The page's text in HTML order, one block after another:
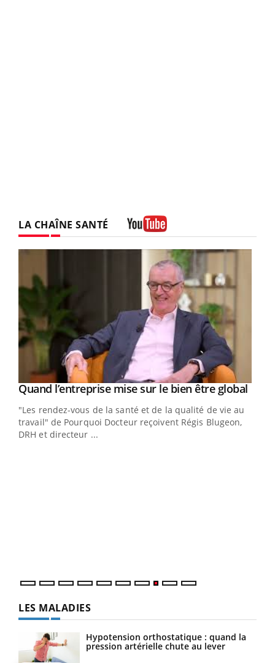
LA CHAÎNE SANTÉ
Youtube
Quand l’entreprise mise sur le bien être global
"Les rendez-vous de la santé et de la qualité de vie au
travail" de Pourquoi Docteur reçoivent Régis Blugeon,
DRH et directeur ...
LES MALADIES
Hypotension orthostatique : quand la
pression artérielle chute au lever